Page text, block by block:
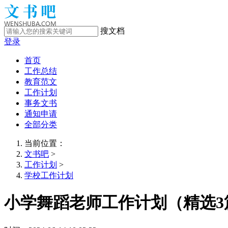
搜文档
登录
首页
工作总结
教育范文
工作计划
事务文书
通知申请
全部分类
当前位置：
文书吧 >
工作计划 >
学校工作计划
小学舞蹈老师工作计划（精选